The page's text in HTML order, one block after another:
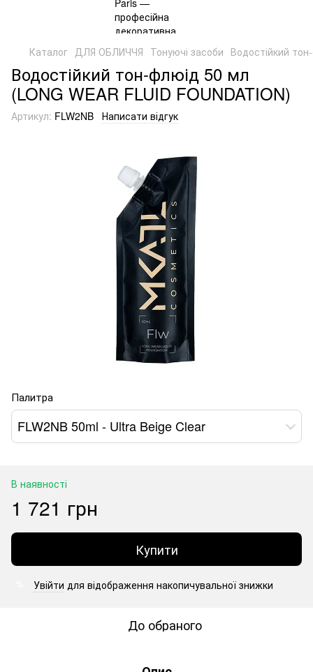
Каталог ДЛЯ ОБЛИЧЧЯ Тонуючі засоби Водостійкий
Водостійкий тон-флюід 50 мл
(LONG WEAR FLUID FOUNDATION)
Артикул: FLW2NB Написати відгук
Палитра
FLW2NB 50ml - Ultra Beige Clear
В наявності
1 721 грн
Купити
Увійти для відображення накопичувальної знижки
До обраного